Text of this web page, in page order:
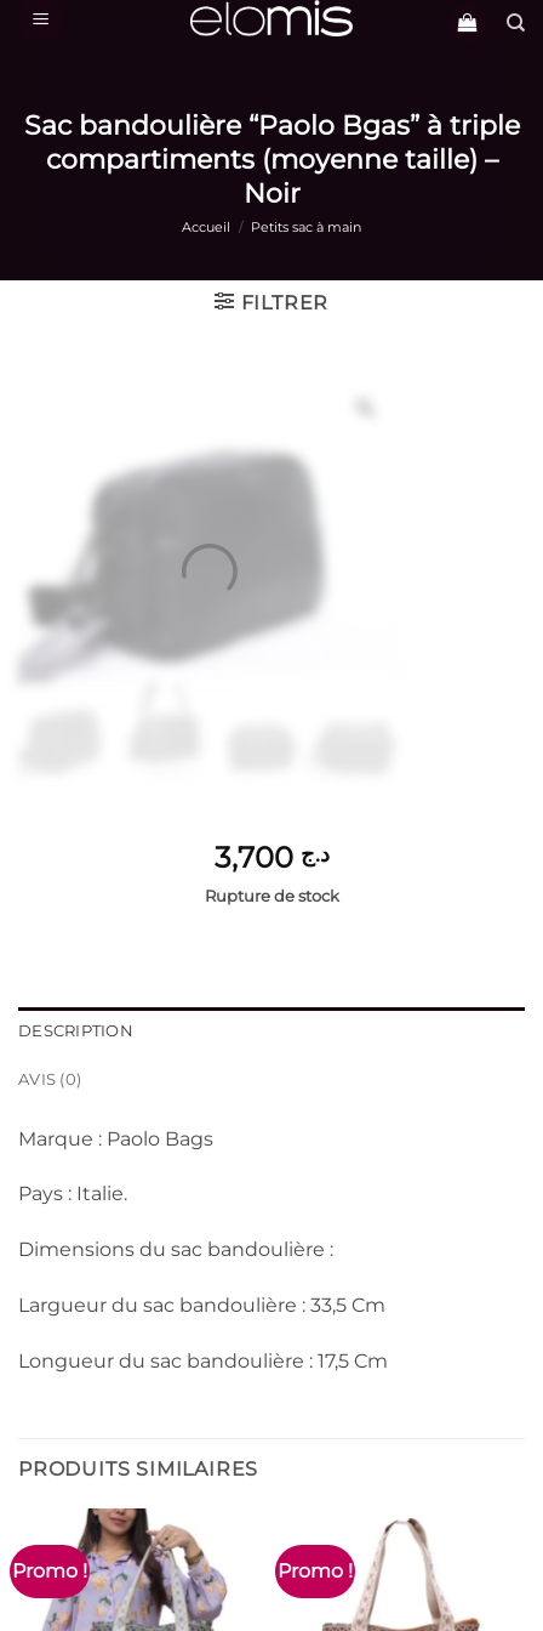
Passer
Sac bandoulière “Paolo Bgas” à triple
compartiments (moyenne taille) –
Noir
Accueil / Petits sac à main
FILTRER
د.ج 3,700
Rupture de stock
DESCRIPTION
AVIS (0)
Marque : Paolo Bags
Pays : Italie.
Dimensions du sac bandoulière :
Largueur du sac bandoulière : 33,5 Cm
Longueur du sac bandoulière : 17,5 Cm
PRODUITS SIMILAIRES
Promo ! Promo !